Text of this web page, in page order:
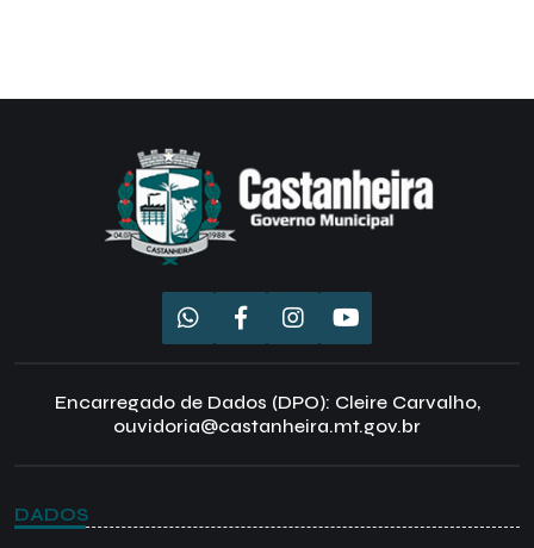
Encarregado de Dados (DPO): Cleire Carvalho,
ouvidoria@castanheira.mt.gov.br
DADOS